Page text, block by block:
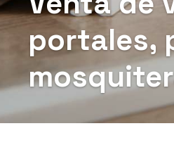
portales,